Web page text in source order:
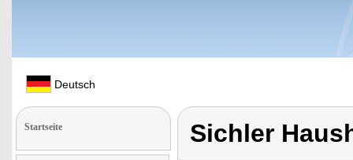
Deutsch
Startseite Sichler